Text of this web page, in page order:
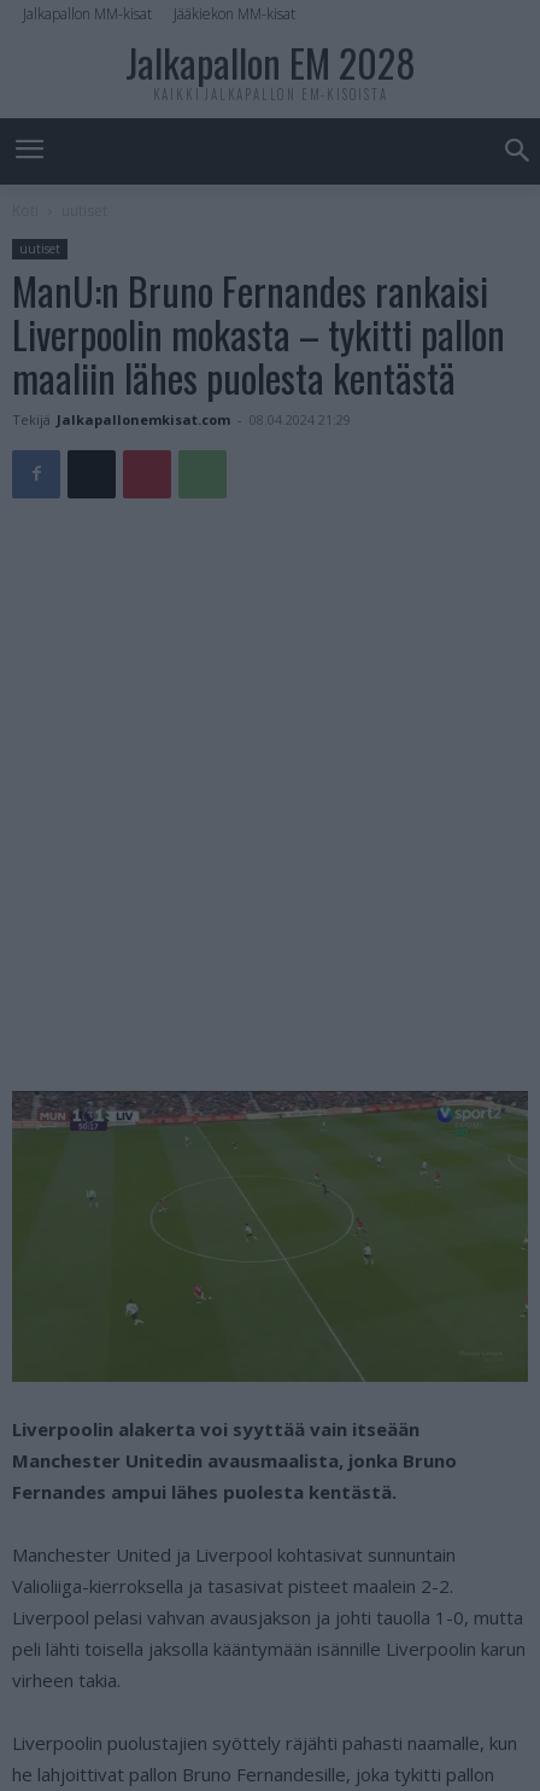
Jalkapallon MM-kisat Jääkiekon MM-kisat
Jalkapallon EM 2028
KAIKKI JALKAPALLON EM-KISOISTA
uutiset
ManU:n Bruno Fernandes rankaisi
Liverpoolin mokasta – tykitti pallon
maaliin lähes puolesta kentästä
Tekijä Jalkapallonemkisat.com - 08.04.2024 21:29
Liverpoolin alakerta voi syyttää vain itseään
Manchester Unitedin avausmaalista, jonka Bruno
Fernandes ampui lähes puolesta kentästä.
Manchester United ja Liverpool kohtasivat sunnuntain
Valioliiga-kierroksella ja tasasivat pisteet maalein 2-2.
Liverpool pelasi vahvan avausjakson ja johti tauolla 1-0, mutta
peli lähti toisella jaksolla kääntymään isännille Liverpoolin karun
virheen takia.
Liverpoolin puolustajien syöttely räjähti pahasti naamalle, kun
he lahjoittivat pallon Bruno Fernandesille, joka tykitti pallon